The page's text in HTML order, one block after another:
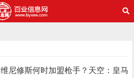
维尼修斯何时加盟枪手？天空：皇马